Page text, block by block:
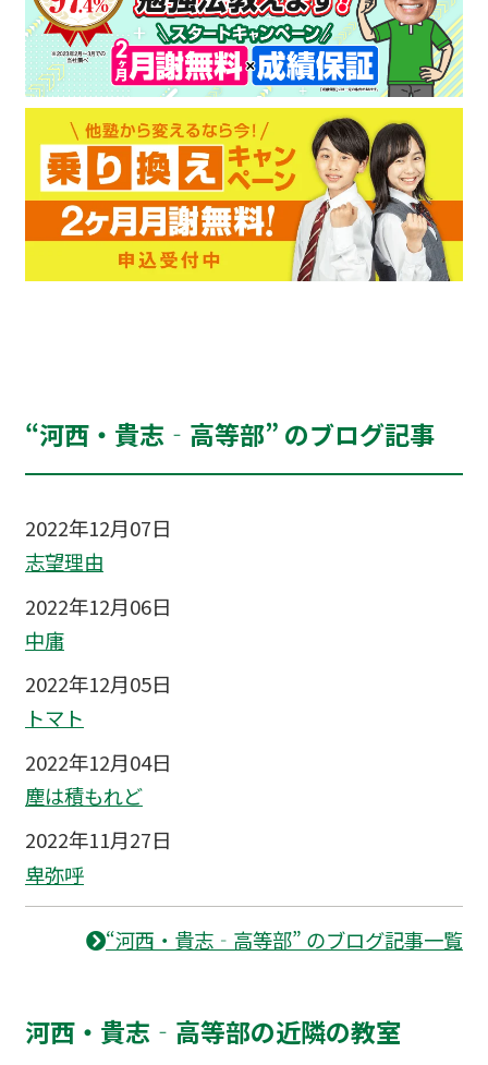
“河西・貴志‐高等部” のブログ記事
2022年12月07日
志望理由
2022年12月06日
中庸
2022年12月05日
トマト
2022年12月04日
塵は積もれど
2022年11月27日
卑弥呼
“河西・貴志‐高等部” のブログ記事一覧
河西・貴志‐高等部の近隣の教室